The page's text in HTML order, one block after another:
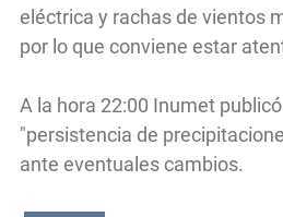
eléctrica y rachas de vientos
por lo que conviene estar
A la hora 22:00 Inumet
"persistencia de
ante eventuales cambios.